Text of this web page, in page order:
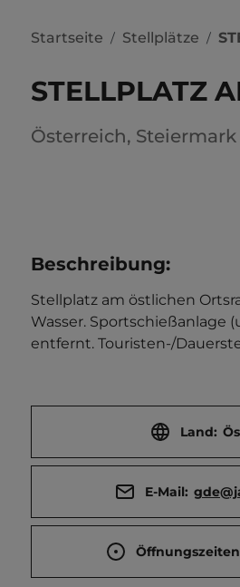
Startseite / Stellplätze /
STELLPLATZ
Österreich, Steiermark
Beschreibung:
Stellplatz am östlichen
Wasser. Sportschießanlage
entfernt. Touristen-/
Land:
E-Mail: